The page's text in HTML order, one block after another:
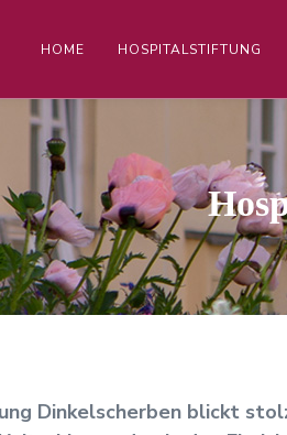
HOME HOSPITALSTIFTUNG
Dinkelscherben blickt